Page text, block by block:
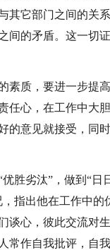
其它部门之间的关
间的矛盾。这一切
素质，要进一步提
任心，在工作中大胆
的意见就接受，同
胜劣汰”，做到“日
指出他在工作中的
谈心，彼此交流对
常作自我批评，自